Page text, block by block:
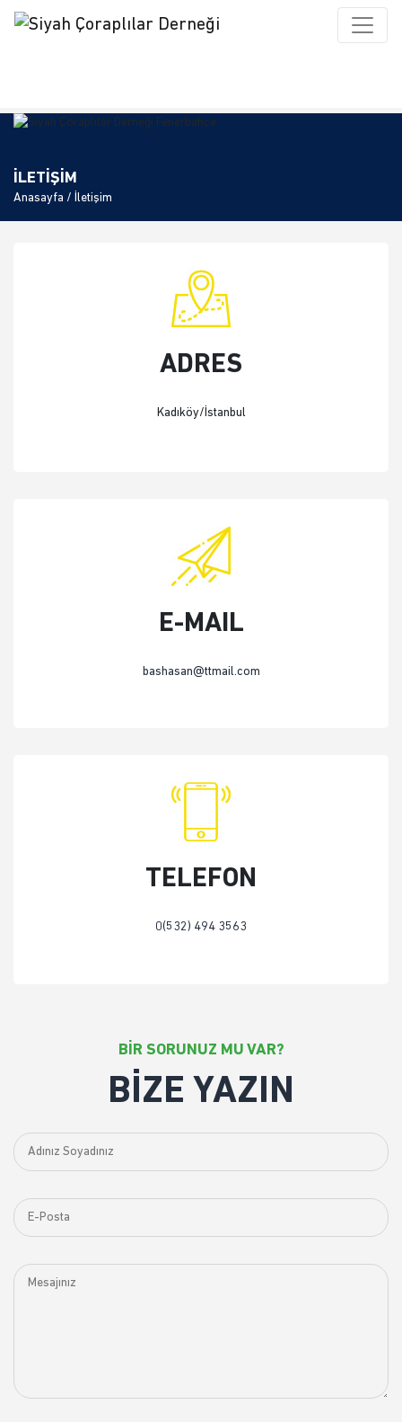
İLETİŞİM
Anasayfa / İletişim
ADRES
Kadıköy/İstanbul
E-MAIL
bashasan@ttmail.com
TELEFON
0(532) 494 3563
BİR SORUNUZ MU VAR?
BİZE YAZIN